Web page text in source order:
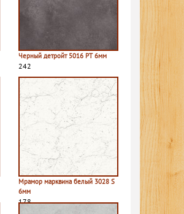
Черный детройт 5016 PT 6мм
242
Мрамор марквина белый 3028 S
6мм
178